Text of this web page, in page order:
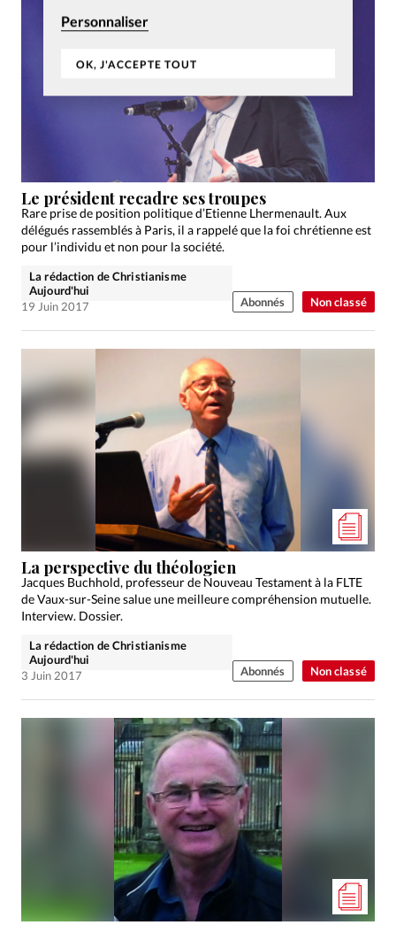
Personnaliser
OK, J'ACCEPTE TOUT
Non classé
Le président recadre ses troupes
Rare prise de position politique d’Etienne Lhermenault. Aux
délégués rassemblés à Paris, il a rappelé que la foi chrétienne est
pour l’individu et non pour la société.
La rédaction de Christianisme
Aujourd'hui
19 Juin 2017
Abonnés
Non classé
La perspective du théologien
Jacques Buchhold, professeur de Nouveau Testament à la FLTE
de Vaux-sur-Seine salue une meilleure compréhension mutuelle.
Interview. Dossier.
La rédaction de Christianisme
Aujourd'hui
3 Juin 2017
Abonnés